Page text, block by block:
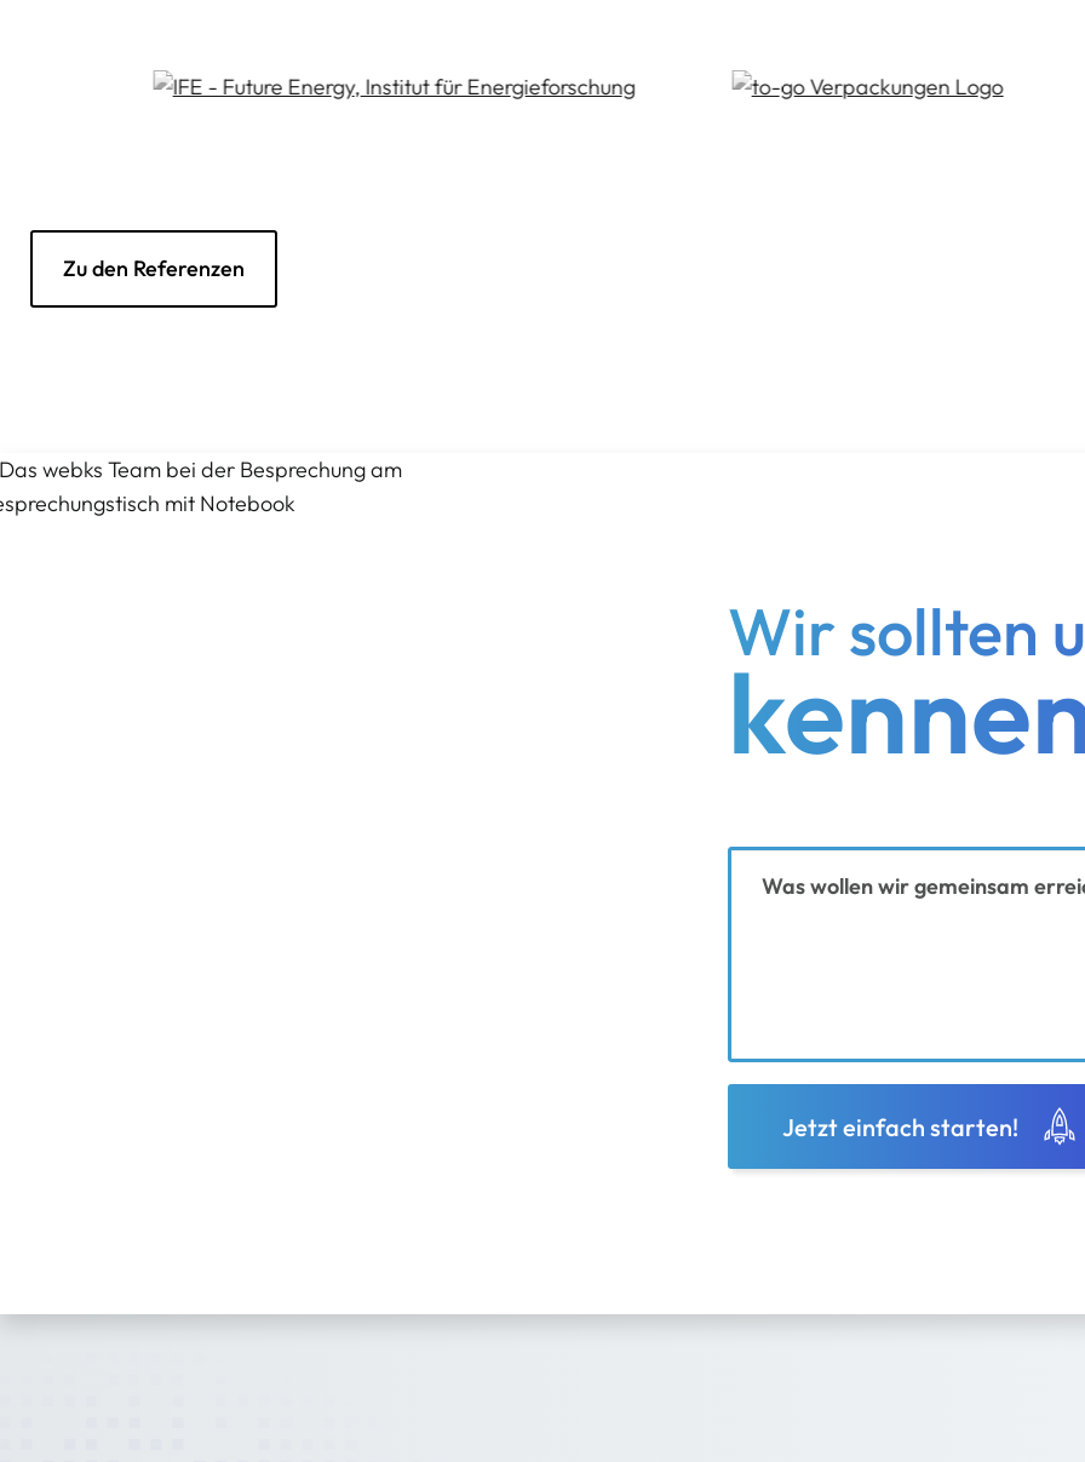
Zu den Referenzen
Wir sollten
Jetzt einfach starten!